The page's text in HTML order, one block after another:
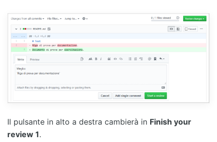
Il pulsante in alto a destra cambierà in Finish your
review 1.